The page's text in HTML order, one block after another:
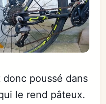
poussé dans
le rend pâteux.